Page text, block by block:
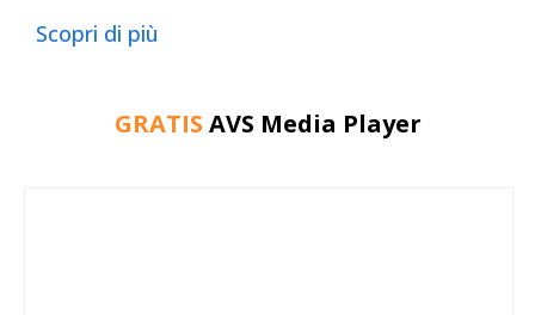
Scopri di più
GRATIS AVS Media Player